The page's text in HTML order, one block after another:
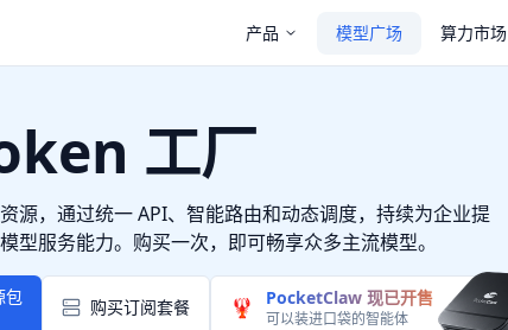
产品 模型广场 算力市场
工厂
源，通过统一 API、智能路由和动态调度，持续为企业提
型服务能力。购买一次，即可畅享众多主流模型。
包 购买订阅套餐 🦞 PocketClaw 现已开售
可以装进口袋的智能体